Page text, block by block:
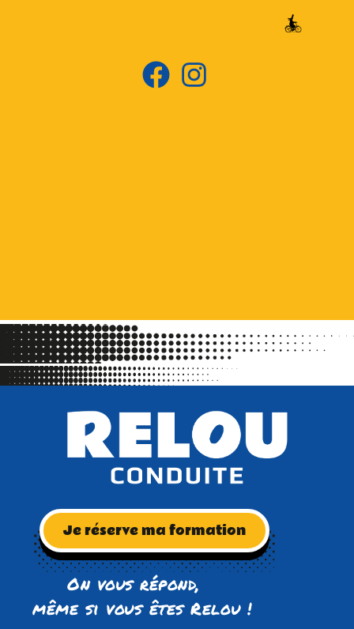
Je réserve ma formation
On vous répond,
même si vous êtes Relou !